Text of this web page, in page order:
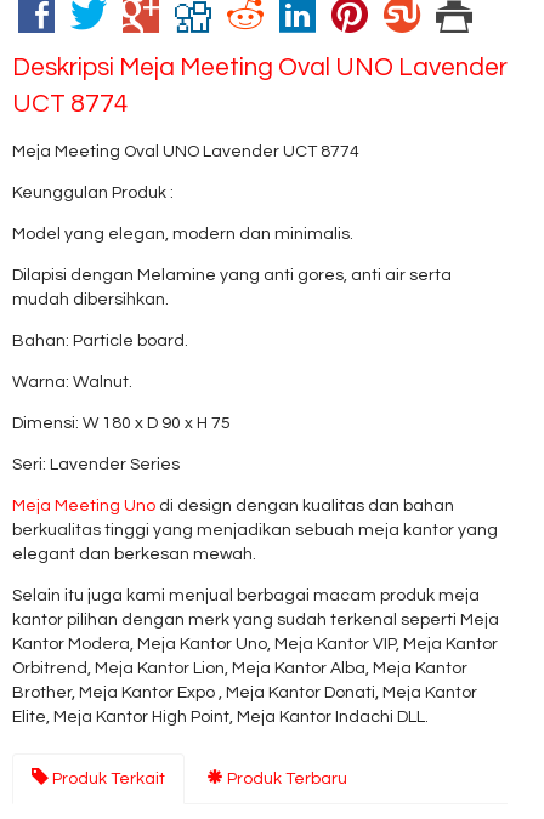
Deskripsi Meja Meeting Oval UNO Lavender
UCT 8774
Meja Meeting Oval UNO Lavender UCT 8774
Keunggulan Produk :
Model yang elegan, modern dan minimalis.
Dilapisi dengan Melamine yang anti gores, anti air serta
mudah dibersihkan.
Bahan: Particle board.
Warna: Walnut.
Dimensi: W 180 x D 90 x H 75
Seri: Lavender Series
Meja Meeting Uno di design dengan kualitas dan bahan
berkualitas tinggi yang menjadikan sebuah meja kantor yang
elegant dan berkesan mewah.
Selain itu juga kami menjual berbagai macam produk meja
kantor pilihan dengan merk yang sudah terkenal seperti Meja
Kantor Modera, Meja Kantor Uno, Meja Kantor VIP, Meja Kantor
Orbitrend, Meja Kantor Lion, Meja Kantor Alba, Meja Kantor
Brother, Meja Kantor Expo , Meja Kantor Donati, Meja Kantor
Elite, Meja Kantor High Point, Meja Kantor Indachi DLL.
Produk Terkait Produk Terbaru